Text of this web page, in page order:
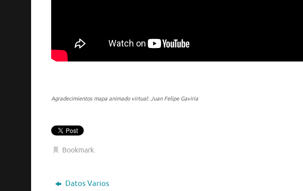
Agradecimientos mapa animado virtual: Juan Felipe Gaviria
Bookmark.
Datos Varios